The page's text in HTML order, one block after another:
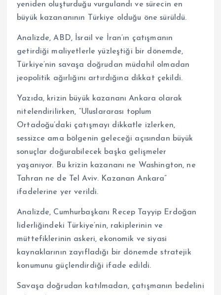
yeniden oluşturduğu vurgulandı ve sürecin en
büyük kazananının Türkiye olduğu öne sürüldü.
Analizde, ABD, İsrail ve İran’ın çatışmanın
getirdiği maliyetlerle yüzleştiği bir dönemde,
Türkiye’nin savaşa doğrudan müdahil olmadan
jeopolitik ağırlığını artırdığına dikkat çekildi.
Yazıda, krizin büyük kazananı Ankara olarak
nitelendirilirken, “Uluslararası toplum
Ortadoğu’daki çatışmayı dikkatle izlerken,
sessizce ama bölgenin geleceği açısından büyük
sonuçlar doğurabilecek başka gelişmeler
yaşanıyor. Bu krizin kazananı ne Washington, ne
Tahran ne de Tel Aviv. Kazanan Ankara”
ifadelerine yer verildi.
Analizde, Cumhurbaşkanı Recep Tayyip Erdoğan
liderliğindeki Türkiye’nin, rakiplerinin ve
müttefiklerinin askeri, ekonomik ve siyasi
kaynaklarının zayıfladığı bir dönemde stratejik
konumunu güçlendirdiği ifade edildi.
Savaşa doğrudan katılmadan, çatışmanın bedelini